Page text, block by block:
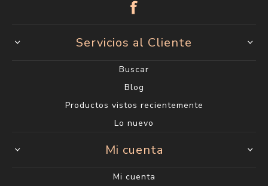
Servicios al Cliente
Buscar
Blog
Productos vistos recientemente
Lo nuevo
Mi cuenta
Mi cuenta